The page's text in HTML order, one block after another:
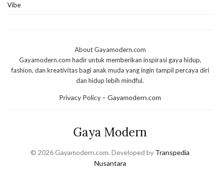
Vibe
About Gayamodern.com
Gayamodern.com hadir untuk memberikan inspirasi gaya hidup,
fashion, dan kreativitas bagi anak muda yang ingin tampil percaya diri
dan hidup lebih mindful.
Privacy Policy – Gayamodern.com
Gaya Modern
© 2026 Gayamodern.com. Developed by Transpedia
Nusantara